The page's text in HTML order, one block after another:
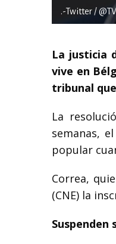
.-Twitter /
La justicia
vive en
tribunal
La
semanas,
popular
Correa,
(CNE) la
Suspenden